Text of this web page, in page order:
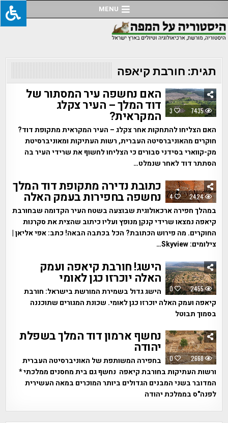
to
content
MENU
תגית: חורבת קיאפה
3 7435
האם נחשפה עיר המסתור של
דוד המלך – העיר צקלג
המקראית?
האם הצליחו להתחקות אחר צקלג – העיר המקראית מתקופת דוד?
חוקרים מהאוניברסיטה העברית, רשות העתיקות ומאוניברסיטת
מק-קווארי בסידני סבורים כי הצליחו לחשוף את שרידי העיר בה
הסתתר דוד לאחר שנמלט…
4 2424
כתובת נדירה מתקופת דוד המלך
נחשפה בחפירות בעמק האלה
במהלך חפירה ארכאולוגית שבוצעה בשטח העיר הקדומה שבחורבת
קיאפה נמצאו שרידי קנקן מנופץ ועליו כיתוב שהצית את סקרנות
החוקרים. מה פירוש הכתובת? הכל בכתבה הבאה! כתב: אפי אליאן |
צילומים: Skyview…
0 2455
הישג! חורבת קיאפה ועמק
האלה יוכרזו כגן לאומי
הישג גדול בשמירת המורשת בישראל: חורבת
קיאפה ועמק האלה יוכרזו כגן לאומי. שכונת המגורים שתוכננה
בסמוך תבוטל
0 2668
נחשף ארמון דוד המלך בשפלת
יהודה
בחפירה המשותפת של האוניברסיטה העברית
ורשות העתיקות בחורבת קיאפה נחשף גם בית מחסנים ממלכתי *
המדובר בשני המבנים הגדולים ביותר המוכרים במאה העשירית
לפנה"ס בממלכת יהודה